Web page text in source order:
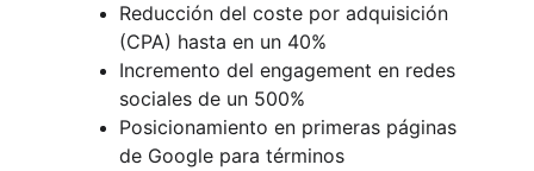
Reducción del coste por adquisición
(CPA) hasta en un 40%
Incremento del engagement en redes
sociales de un 500%
Posicionamiento en primeras páginas
de Google para términos